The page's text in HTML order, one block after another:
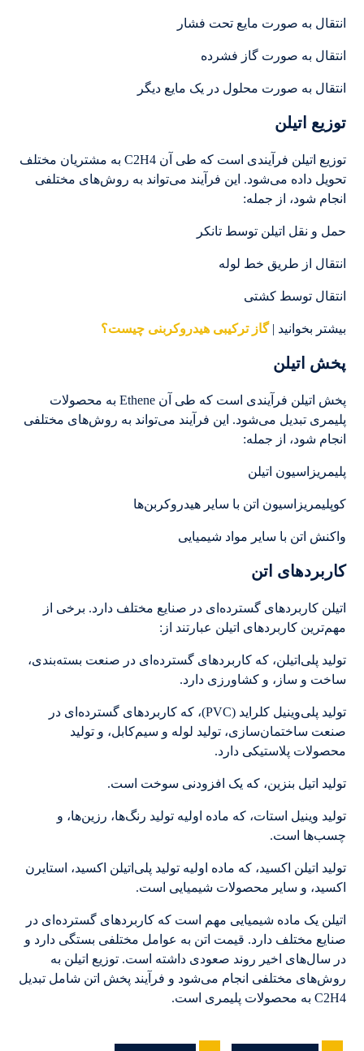
انتقال به صورت مایع تحت فشار
انتقال به صورت گاز فشرده
انتقال به صورت محلول در یک مایع دیگر
توزیع اتیلن
توزیع اتیلن فرآیندی است که طی آن C2H4 به مشتریان مختلف
تحویل داده می‌شود. این فرآیند می‌تواند به روش‌های مختلفی
انجام شود، از جمله:
حمل و نقل اتیلن توسط تانکر
انتقال از طریق خط لوله
انتقال توسط کشتی
بیشتر بخوانید |گاز ترکیبی هیدروکربنی چیست؟
پخش اتیلن
پخش اتیلن فرآیندی است که طی آن Ethene به محصولات
پلیمری تبدیل می‌شود. این فرآیند می‌تواند به روش‌های مختلفی
انجام شود، از جمله:
پلیمریزاسیون اتیلن
کوپلیمریزاسیون اتن با سایر هیدروکربن‌ها
واکنش اتن با سایر مواد شیمیایی
کاربردهای اتن
اتیلن کاربردهای گسترده‌ای در صنایع مختلف دارد. برخی از
مهم‌ترین کاربردهای اتیلن عبارتند از:
تولید پلی‌اتیلن، که کاربردهای گسترده‌ای در صنعت بسته‌بندی،
ساخت و ساز، و کشاورزی دارد.
تولید پلی‌وینیل کلراید (PVC)، که کاربردهای گسترده‌ای در
صنعت ساختمان‌سازی، تولید لوله و سیم‌کابل، و تولید
محصولات پلاستیکی دارد.
تولید اتیل بنزین، که یک افزودنی سوخت است.
تولید وینیل استات، که ماده اولیه تولید رنگ‌ها، رزین‌ها، و
چسب‌ها است.
تولید اتیلن اکسید، که ماده اولیه تولید پلی‌اتیلن اکسید، استایرن
اکسید، و سایر محصولات شیمیایی است.
اتیلن یک ماده شیمیایی مهم است که کاربردهای گسترده‌ای در
صنایع مختلف دارد. قیمت اتن به عوامل مختلفی بستگی دارد و
در سال‌های اخیر روند صعودی داشته است. توزیع اتیلن به
روش‌های مختلفی انجام می‌شود و فرآیند پخش اتن شامل تبدیل
C2H4 به محصولات پلیمری است.